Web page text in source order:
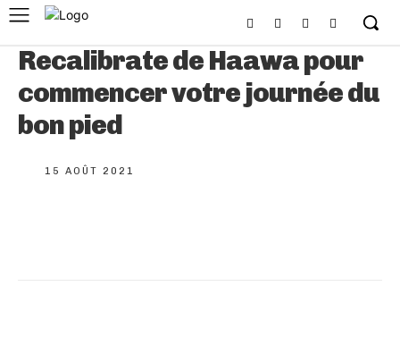
Recalibrate de Haawa pour
commencer votre journée du
bon pied
15 AOÛT 2021